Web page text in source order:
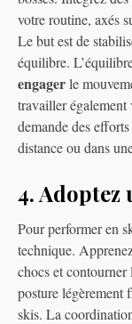
votre routine, axés
Le but est de
équilibre.
engagerle
travailler également
demande des
distance ou dans
4. Adoptez
Pour performer en
technique.
chocs et
posture légèrement
skis. La